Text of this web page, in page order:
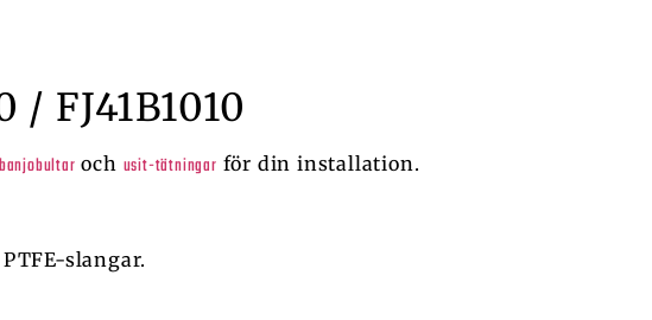
/ FJ41B1010
banjobultar och usit-tätningar för din installation.
slangar.